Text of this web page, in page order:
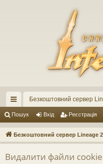
ви
дк
ий
до
Безкоштовний сервер
Пошук Вхід Реєстрація
Безкоштовний сервер Lineage
Видалити файли cookie